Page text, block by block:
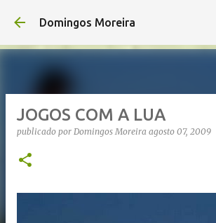
Avançar para o conteúdo
Domingos Moreira
JOGOS COM A LUA
publicado por Domingos Moreira agosto 07, 2009